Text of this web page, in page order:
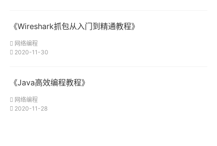
《Wireshark抓包从入门到精通教程》
网络编程
2020-11-30
《Java高效编程教程》
网络编程
2020-11-28